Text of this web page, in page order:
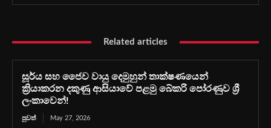
Related articles
සූර්ය සහ ජෛව වායු දෙමුහුන් තාක්ෂණයෙන්
ක්‍රියාකරන දකුණු ආසියාවේ පළමු බේකරි පෝරණුව ශ්‍රී
ලංකාවෙන්!
පුවත් May 27, 2026